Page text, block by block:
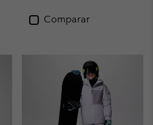
Comparar